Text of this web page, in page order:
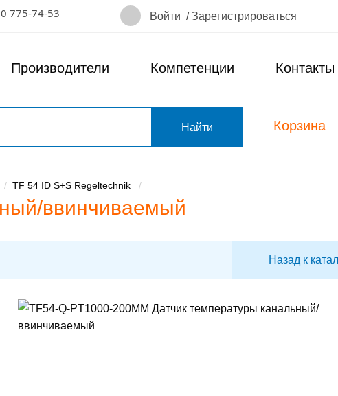
775-74-53
Войти /Зарегистрироваться
Производители Компетенции Контакты
Корзина
TF 54 ID S+S Regeltechnik
ввинчиваемый
Назад к